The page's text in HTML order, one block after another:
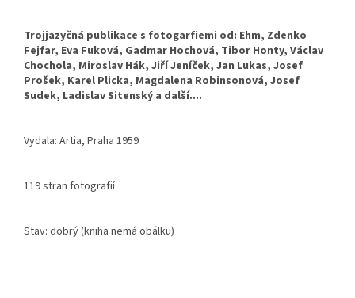
Trojjazyčná publikace s fotogarfiemi od: Ehm, Zdenko
Fejfar, Eva Fuková, Gadmar Hochová, Tibor Honty, Václav
Chochola, Miroslav Hák, Jiří Jeníček, Jan Lukas, Josef
Prošek, Karel Plicka, Magdalena Robinsonová, Josef
Sudek, Ladislav Sitenský a další....
Vydala: Artia, Praha 1959
119 stran fotografií
Stav: dobrý (kniha nemá obálku)